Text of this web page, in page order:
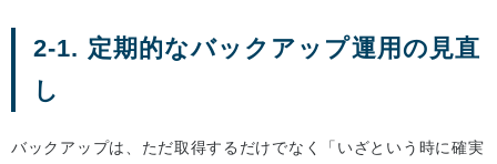
2-1. 定期的なバックアップ運用の見直
し
バックアップは、ただ取得するだけでなく「いざという時に確実